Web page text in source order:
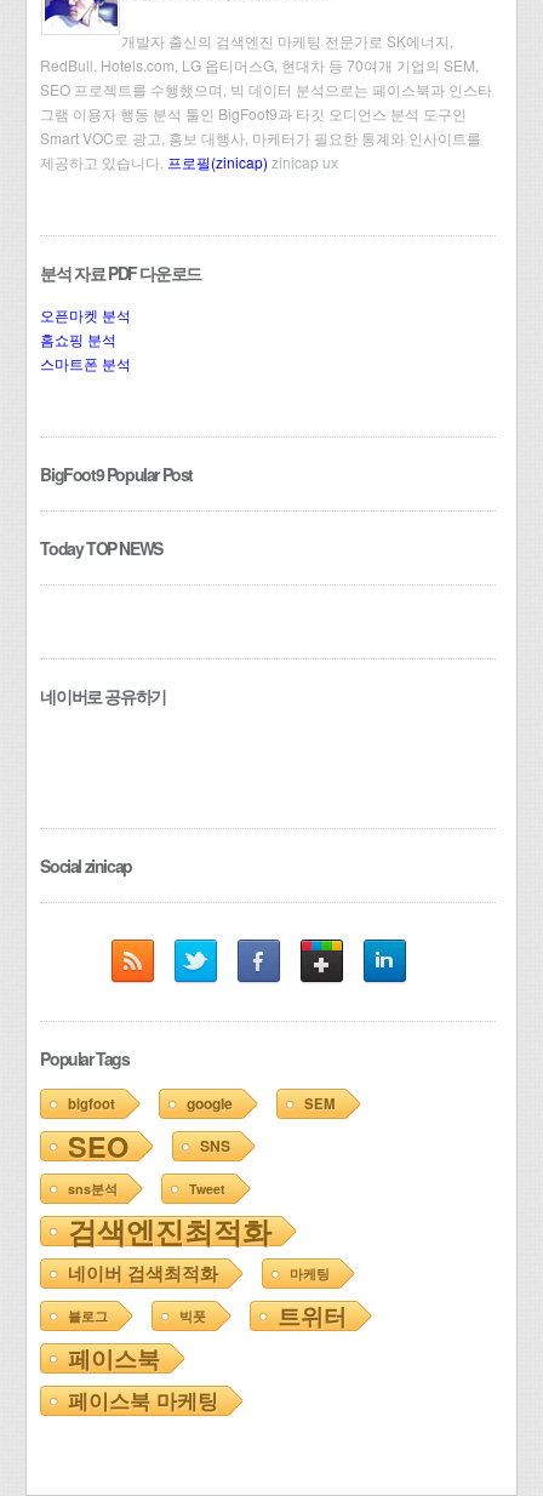
개발자 출신의 검색엔진 마케팅 전문가로 SK에너지,
RedBull, Hotels.com, LG 옵티머스G, 현대차 등 70여개 기업의 SEM,
SEO 프로젝트를 수행했으며, 빅 데이터 분석으로는 페이스북과 인스타
그램 이용자 행동 분석 툴인 BigFoot9과 타깃 오디언스 분석 도구인
Smart VOC로 광고, 홍보 대행사, 마케터가 필요한 통계와 인사이트를
제공하고 있습니다. 프로필(zinicap) zinicap ux
분석 자료 PDF 다운로드
오픈마켓 분석
홈쇼핑 분석
스마트폰 분석
BigFoot9 Popular Post
Today TOP NEWS
네이버로 공유하기
Social zinicap
Popular Tags
bigfoot google SEM
SEO SNS
sns분석 Tweet
검색엔진최적화
네이버 검색최적화 마케팅
블로그 빅풋
트위터
페이스북
페이스북 마케팅